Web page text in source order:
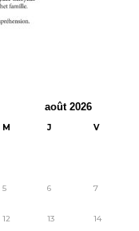
août 2026
M J V
5 6 7
12 13 14